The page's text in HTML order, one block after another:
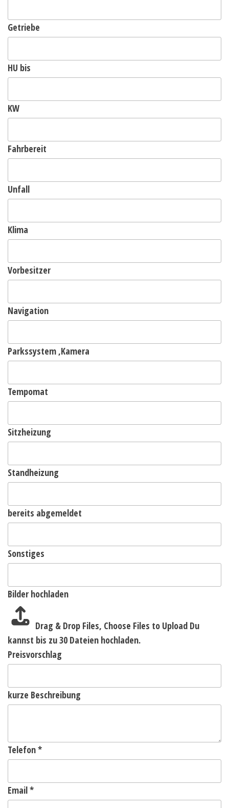
Getriebe
HU bis
KW
Fahrbereit
Unfall
Klima
Vorbesitzer
Navigation
Parkssystem ,Kamera
Tempomat
Sitzheizung
Standheizung
bereits abgemeldet
Sonstiges
Bilder hochladen
Drag & Drop Files, Choose Files to Upload Du
kannst bis zu 30 Dateien hochladen.
Preisvorschlag
kurze Beschreibung
Telefon*
Email*